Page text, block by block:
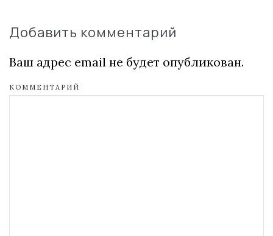
Добавить комментарий
Ваш адрес email не будет опубликован.
КОММЕНТАРИЙ